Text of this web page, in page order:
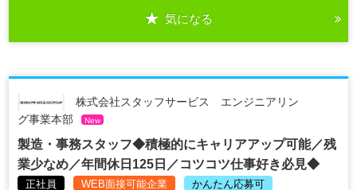
気になる
株式会社スタッフサービス エンジニアリン
グ事業本部
New
製造・事務スタッフ◆積極的にキャリアアップ可能／残
業少なめ／年間休日125日／コツコツ仕事好き必見◆
正社員 WEB面接可能企業 かんたん応募可